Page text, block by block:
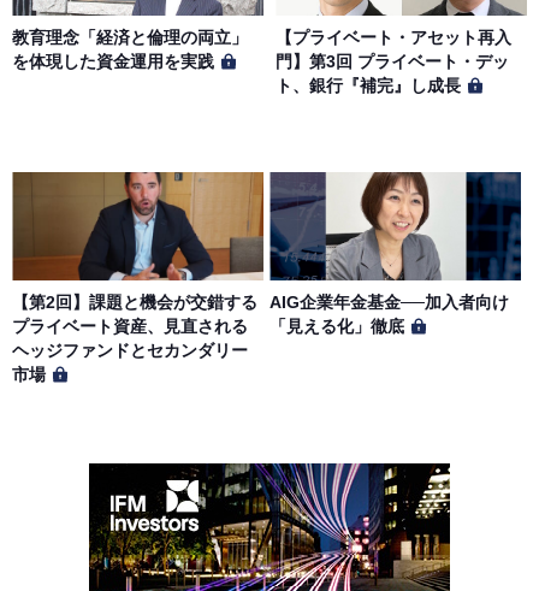
教育理念「経済と倫理の両立」
を体現した資金運用を実践
【プライベート・アセット再入
門】第3回 プライベート・デッ
ト、銀行『補完』し成長
【第2回】課題と機会が交錯する
プライベート資産、見直される
ヘッジファンドとセカンダリー
市場
AIG企業年金基金──加入者向け
「見える化」徹底